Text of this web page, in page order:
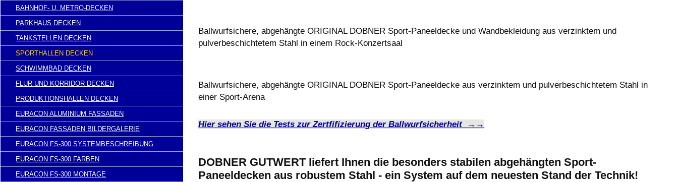
BAHNHOF- U. METRO-DECKEN
PARKHAUS DECKEN
TANKSTELLEN DECKEN
SPORTHALLEN DECKEN
SCHWIMMBAD DECKEN
FLUR UND KORRIDOR DECKEN
PRODUKTIONSHALLEN DECKEN
EURACON ALUMINIUM FASSADEN
EURACON FASSADEN BILDERGALERIE
EURACON FS-300 SYSTEMBESCHREIBUNG
EURACON FS-300 FARBEN
EURACON FS-300 MONTAGE
Ballwurfsichere, abgehängte ORIGINAL DOBNER Sport-Paneeldecke und Wandbekleidung aus verzinktem und
pulverbeschichtetem Stahl in einem Rock-Konzertsaal
Ballwurfsichere, abgehängte ORIGINAL DOBNER Sport-Paneeldecke aus verzinktem und pulverbeschichtetem Stahl in
einer Sport-Arena
Hier sehen Sie die Tests zur Zertfifizierung der Ballwurfsicherheit →→
DOBNER GUTWERT liefert Ihnen die besonders stabilen abgehängten Sport-
Paneeldecken aus robustem Stahl - ein System auf dem neuesten Stand der Technik!